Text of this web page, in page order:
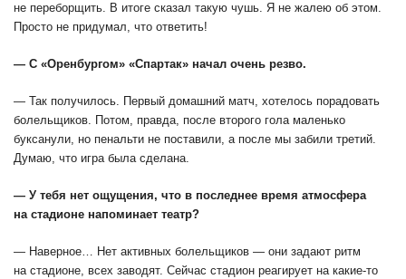
не переборщить. В итоге сказал такую чушь. Я не жалею об этом.
Просто не придумал, что ответить!
— С «Оренбургом» «Спартак» начал очень резво.
— Так получилось. Первый домашний матч, хотелось порадовать
болельщиков. Потом, правда, после второго гола маленько
буксанули, но пенальти не поставили, а после мы забили третий.
Думаю, что игра была сделана.
— У тебя нет ощущения, что в последнее время атмосфера
на стадионе напоминает театр?
— Наверное… Нет активных болельщиков — они задают ритм
на стадионе, всех заводят. Сейчас стадион реагирует на какие-то